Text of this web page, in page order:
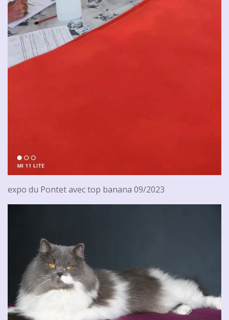
expo du Pontet avec top banana 09/2023